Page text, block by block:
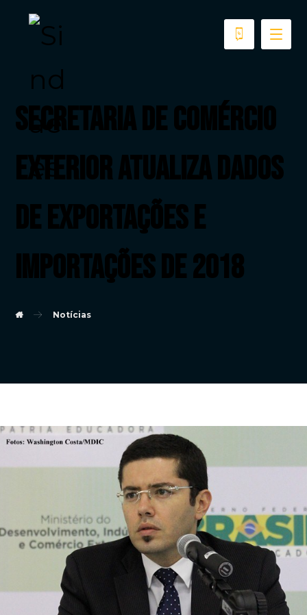
Secretaria de Comércio
Exterior atualiza dados
de exportações e
importações de 2018
Notícias